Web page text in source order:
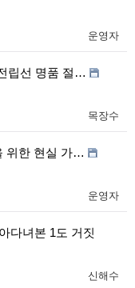
운영자
립선 명품 절…
목장수
위한 현실 가…
운영자
다녀본 1도 거짓
신해수